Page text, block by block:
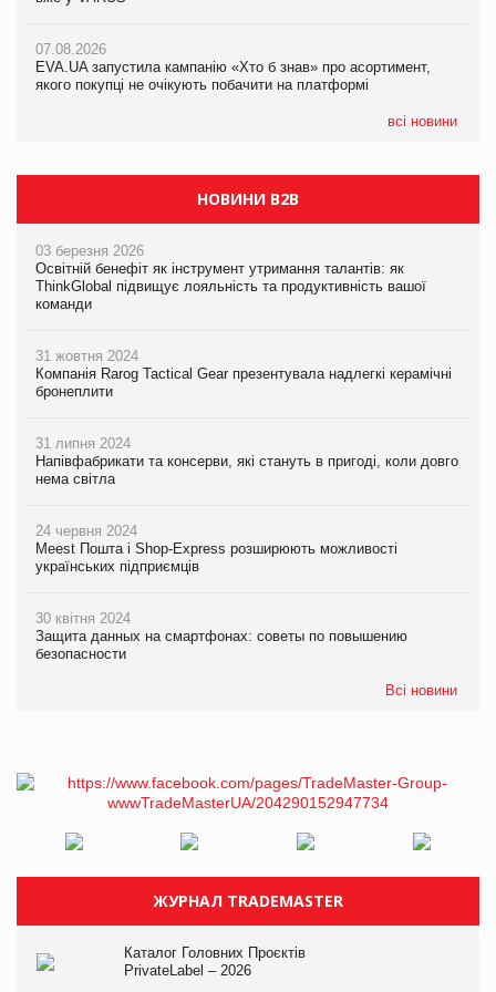
07.08.2026
EVA.UA запустила кампанію «Хто б знав» про асортимент,
якого покупці не очікують побачити на платформі
всі новини
05.08.2026
Мережа супермаркетів VARUS купує мережу магазинів
НОВИНИ B2B
03 березня 2026
Освітній бенефіт як інструмент утримання талантів: як
ThinkGlobal підвищує лояльність та продуктивність вашої
команди
31 жовтня 2024
Компанія Rarog Tactical Gear презентувала надлегкі керамічні
бронеплити
31 липня 2024
Напівфабрикати та консерви, які стануть в пригоді, коли довго
нема світла
24 червня 2024
Meest Пошта і Shop-Express розширюють можливості
українських підприємців
30 квітня 2024
Защита данных на смартфонах: советы по повышению
безопасности
Всі новини
ЖУРНАЛ TRADEMASTER
Каталог Головних Проєктів
PrivateLabel – 2026